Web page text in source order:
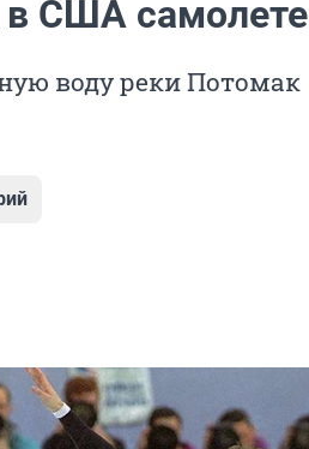
США самолете
воду реки Потомак